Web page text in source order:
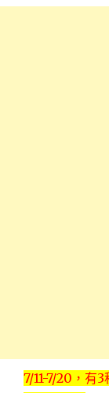
7/11-7/20，有